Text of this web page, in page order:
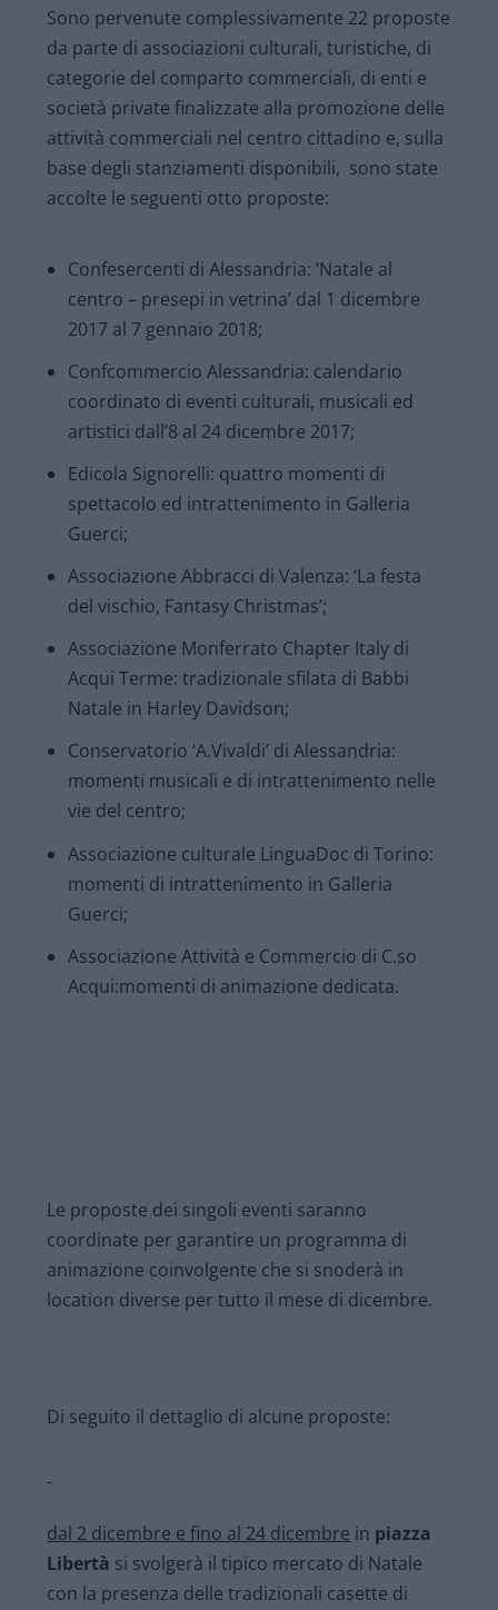
Sono pervenute complessivamente 22 proposte
da parte di associazioni culturali, turistiche, di
categorie del comparto commerciali, di enti e
società private finalizzate alla promozione delle
attività commerciali nel centro cittadino e, sulla
base degli stanziamenti disponibili, sono state
accolte le seguenti otto proposte:
Confesercenti di Alessandria: ‘Natale al
centro – presepi in vetrina’ dal 1 dicembre
2017 al 7 gennaio 2018;
Confcommercio Alessandria: calendario
coordinato di eventi culturali, musicali ed
artistici dall’8 al 24 dicembre 2017;
Edicola Signorelli: quattro momenti di
spettacolo ed intrattenimento in Galleria
Guerci;
Associazione Abbracci di Valenza: ‘La festa
del vischio, Fantasy Christmas’;
Associazione Monferrato Chapter Italy di
Acqui Terme: tradizionale sfilata di Babbi
Natale in Harley Davidson;
Conservatorio ‘A.Vivaldi’ di Alessandria:
momenti musicali e di intrattenimento nelle
vie del centro;
Associazione culturale LinguaDoc di Torino:
momenti di intrattenimento in Galleria
Guerci;
Associazione Attività e Commercio di C.so
Acqui:momenti di animazione dedicata.
Le proposte dei singoli eventi saranno
coordinate per garantire un programma di
animazione coinvolgente che si snoderà in
location diverse per tutto il mese di dicembre.
Di seguito il dettaglio di alcune proposte:
dal 2 dicembre e fino al 24 dicembre in piazza
Libertà si svolgerà il tipico mercato di Natale
con la presenza delle tradizionali casette di